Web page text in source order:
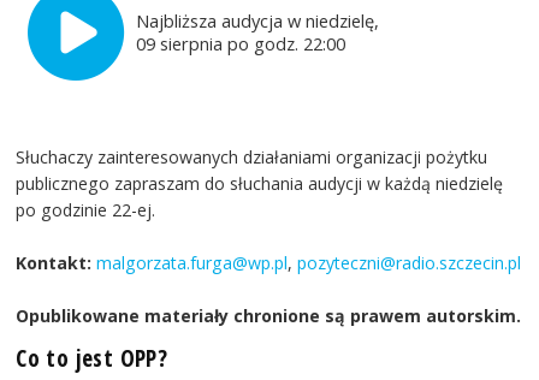
Najbliższa audycja w niedzielę,
09 sierpnia po godz. 22:00
Słuchaczy zainteresowanych działaniami organizacji pożytku
publicznego zapraszam do słuchania audycji w każdą niedzielę
po godzinie 22-ej.
Kontakt: malgorzata.furga@wp.pl,pozyteczni@radio.szczecin.pl
Opublikowane materiały chronione są prawem autorskim.
Co to jest OPP?